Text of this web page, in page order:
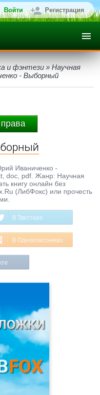
Войти Регистрация
и фэнтези » Научная
- Выборный
Иваниченко -
doc, pdf. Жанр: Научная
книгу онлайн без
(ЛибФокс) или прочесть
В Твиттере
В Одноклассниках